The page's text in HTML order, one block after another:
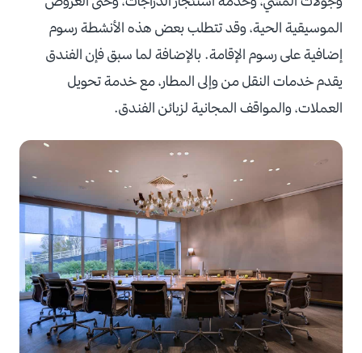
الموسيقية الحية، وقد تتطلب بعض هذه الأنشطة رسوم
إضافية على رسوم الإقامة. بالإضافة لما سبق فإن الفندق
يقدم خدمات النقل من وإلى المطار، مع خدمة تحويل
العملات، والمواقف المجانية لزبائن الفندق.